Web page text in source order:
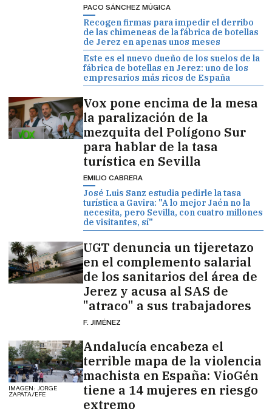
PACO SÁNCHEZ MÚGICA
Recogen firmas para impedir el derribo
de las chimeneas de la fábrica de botellas
de Jerez en apenas unos meses
Este es el nuevo dueño de los suelos de la
fábrica de botellas en Jerez: uno de los
empresarios más ricos de España
Vox pone encima de la mesa
la paralización de la
mezquita del Polígono Sur
para hablar de la tasa
turística en Sevilla
EMILIO CABRERA
José Luis Sanz estudia pedirle la tasa
turística a Gavira: "A lo mejor Jaén no la
necesita, pero Sevilla, con cuatro millones
de visitantes, sí"
UGT denuncia un tijeretazo
en el complemento salarial
de los sanitarios del área de
Jerez y acusa al SAS de
"atraco" a sus trabajadores
F. JIMÉNEZ
IMAGEN: JORGE
ZAPATA/EFE
Andalucía encabeza el
terrible mapa de la violencia
machista en España: VioGén
tiene a 14 mujeres en riesgo
extremo